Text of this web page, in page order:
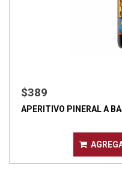
$389
APERITIVO PINERAL A